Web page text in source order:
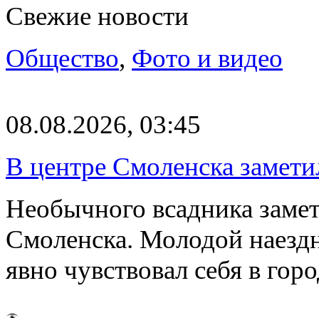
Свежие новости
Общество, Фото и видео
08.08.2026, 03:45
В центре Смоленска
Необычного всадника
Смоленска. Молодой
явно чувствовал себя в